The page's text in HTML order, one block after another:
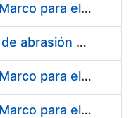
Suscripción de Acuerdo Marco para el Suministro de Material de Filtración
Suministro de un equipo de abrasión para ensayos de laboratorio
Suscripción de Acuerdo Marco para el Suministro de Material de Neumática
Suscripción de Acuerdo Marco para el Suministro de Material de Ferretería de la Entidad Pública Empresarial Fábrica Nacional de Moneda y Timbre-Real Casa de la Moneda